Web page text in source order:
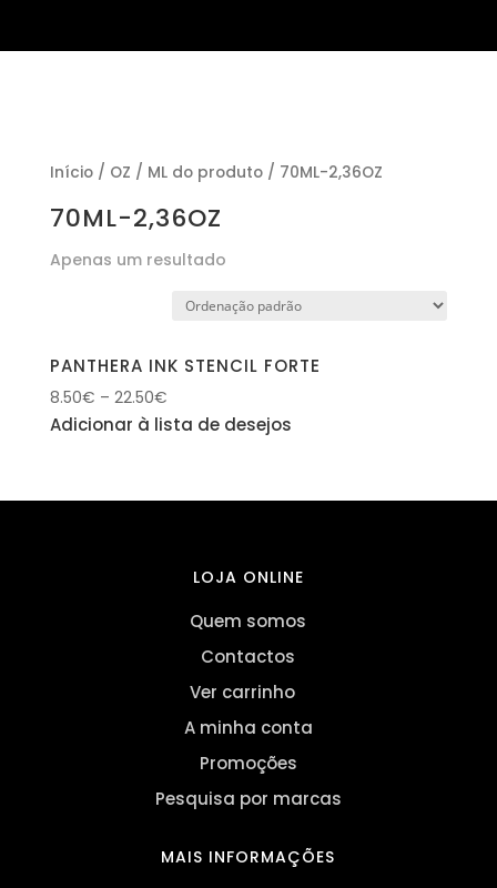
Início/ OZ / ML do produto / 70ML-2,36OZ
70ML-2,36OZ
Apenas um resultado
PANTHERA INK STENCIL FORTE
8.50€ – 22.50€
Adicionar à lista de desejos
LOJA ONLINE
Quem somos
Contactos
Ver carrinho
A minha conta
Promoções
Pesquisa por marcas
MAIS INFORMAÇÕES